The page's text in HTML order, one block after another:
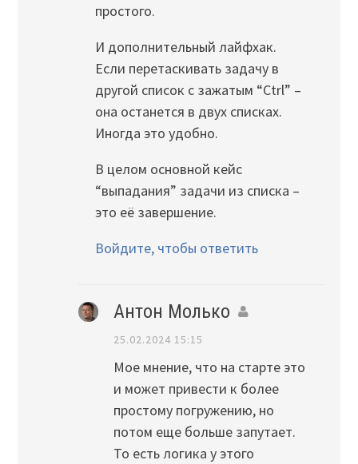
простого.
И дополнительный лайфхак.
Если перетаскивать задачу в
другой список с зажатым “Ctrl” –
она останется в двух списках.
Иногда это удобно.
В целом основной кейс
“выпадания” задачи из списка –
это её завершение.
Войдите, чтобы ответить
Антон Молько
25.02.2024 15:15
Мое мнение, что на старте это
и может привести к более
простому погружению, но
потом еще больше запутает.
То есть логика у этого